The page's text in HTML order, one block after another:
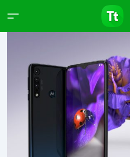
Products Articles
Type to start searching…